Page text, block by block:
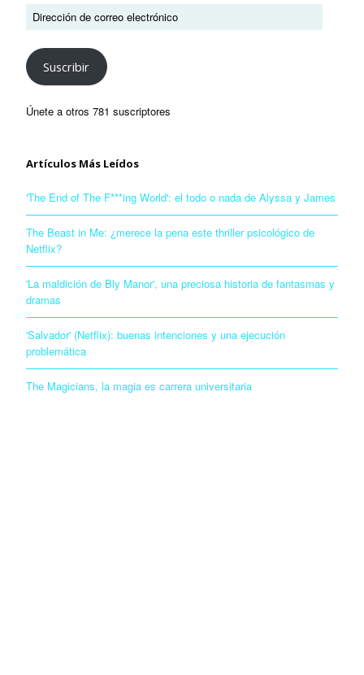
Suscribir
Únete a otros 781 suscriptores
Artículos Más Leídos
'The End of The F***ing World': el todo o nada de Alyssa y James
The Beast in Me: ¿merece la pena este thriller psicológico de
Netflix?
'La maldición de Bly Manor', una preciosa historia de fantasmas y
dramas
'Salvador' (Netflix): buenas intenciones y una ejecución
problemática
The Magicians, la magia es carrera universitaria